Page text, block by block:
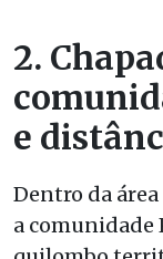
2.
e
Dentro da
a comunidade